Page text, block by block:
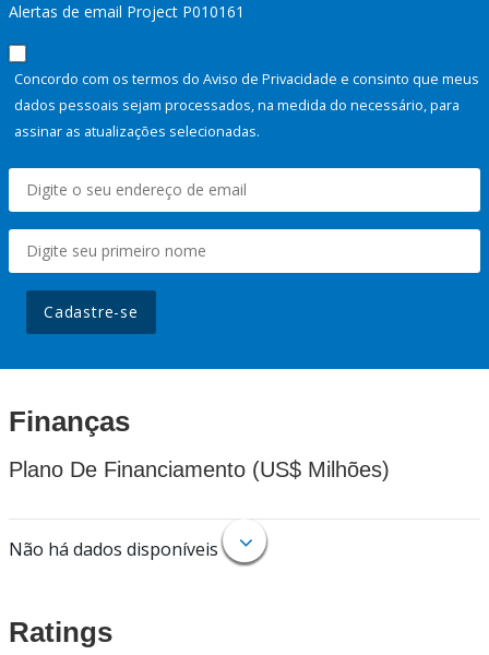
Alertas de email Project P010161
Concordo com os termos do Aviso de Privacidade e consinto que meus
dados pessoais sejam processados, na medida do necessário, para
assinar as atualizações selecionadas.
Cadastre-se
Finanças
Plano De Financiamento (US$ Milhões)
Não há dados disponíveis
Ratings